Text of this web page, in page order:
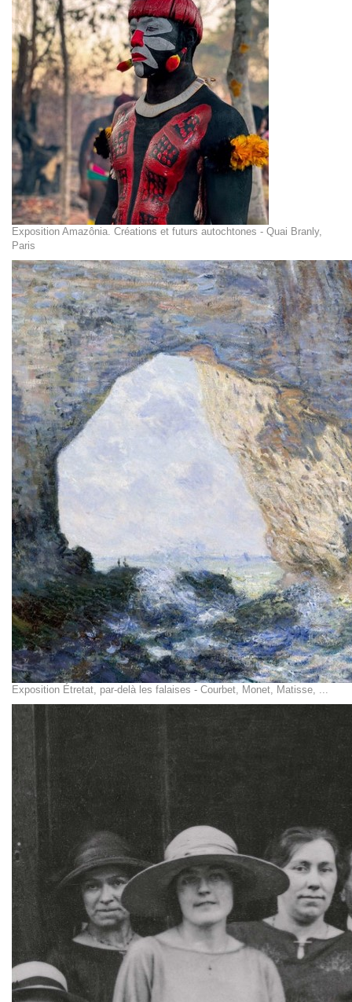
Exposition Amazônia. Créations et futurs autochtones - Quai Branly,
Paris
Exposition Étretat, par-delà les falaises - Courbet, Monet, Matisse, ...